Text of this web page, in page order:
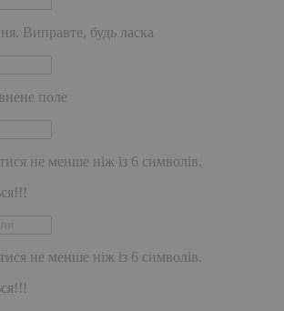
Виправте, будь ласка
поле
не менше ніж із 6 символів.
не менше ніж із 6 символів.